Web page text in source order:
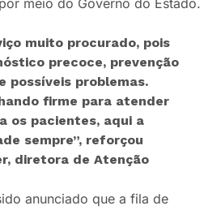
meio do Governo do Estado.
muito procurado, pois
precoce, prevenção
possíveis problemas.
firme para atender
os pacientes, aqui a
sempre”, reforçou
diretora de Atenção
anunciado que a fila de